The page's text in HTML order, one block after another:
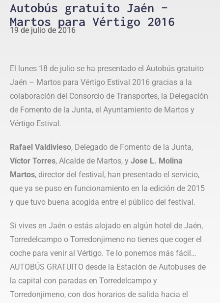
Autobús gratuito Jaén –
Martos para Vértigo 2016
19 de julio de 2016
El lunes 18 de julio se ha presentado el Autobús gratuito
Jaén – Martos para Vértigo Estival 2016 gracias a la
colaboración del Consorcio de Transportes, la Delegación
de Fomento de la Junta, el Ayuntamiento de Martos y
Vértigo Estival.
Rafael Valdivieso, Delegado de Fomento de la Junta,
Víctor Torres, Alcalde de Martos, y Jose L. Molina
Martos, director del festival, han presentado el servicio,
que ya se puso en funcionamiento en la edición de 2015
y que tuvo buena acogida entre el público del festival.
Si vives en Jaén o estás alojado en algún hotel de Jaén,
Torredelcampo o Torredonjimeno no tienes que coger el
coche para venir al Vértigo. Te lo ponemos más fácil…
AUTOBÚS GRATUITO desde la Estación de Autobuses de
la capital con paradas en Torredelcampo y
Torredonjimeno, con dos horarios de salida hacia el